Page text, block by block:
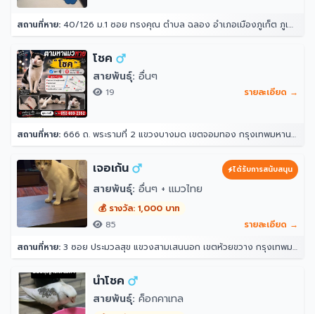
สถานที่หาย: 40/126 ม.1 ซอย ทรงคุณ ตำบล ฉลอง อำเภอเมืองภูเก็ต ภูเก็ต 83000
โชค
สายพันธุ์: อื่นๆ
19 รายละเอียด →
สถานที่หาย: 666 ถ. พระรามที่ 2 แขวงบางมด เขตจอมทอง กรุงเทพมหานคร 10150
เจอเก้น ได้รับการสนับสนุน
สายพันธุ์: อื่นๆ + แมวไทย
💰 รางวัล: 1,000 บาท
85
รายละเอียด →
สถานที่หาย: 3 ซอย ประมวลสุข แขวงสามเสนนอก เขตห้วยขวาง กรุงเทพมหานคร 10320
นำโชค
สายพันธุ์: ค็อกคาเทล